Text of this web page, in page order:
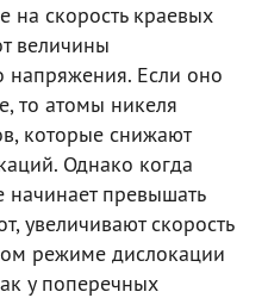
на скорость краевых
величины
напряжения. Если оно
то атомы никеля
которые снижают
Однако когда
превышать
увеличивают скорость
режиме дислокации
у поперечных